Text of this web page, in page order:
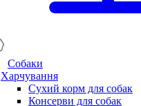
Собаки
Харчування
Сухий корм для собак
Консерви для собак